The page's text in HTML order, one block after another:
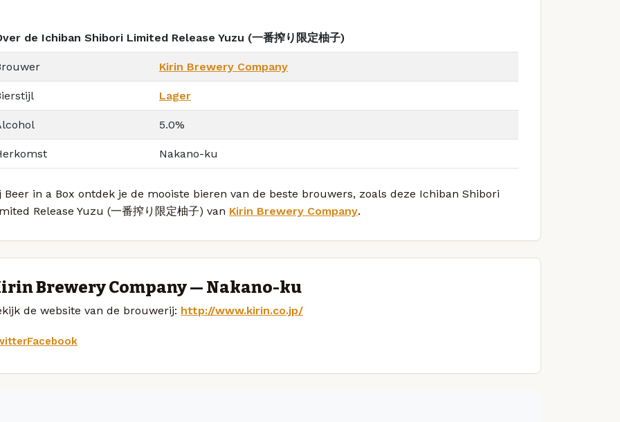
de Ichiban Shibori Limited Release Yuzu (一番搾り限定柚子)
Kirin Brewery Company
Lager
5.0%
Nakano-ku
Beer in a Box ontdek je de mooiste bieren van de beste brouwers, zoals deze Ichiban Shibori
Release Yuzu (一番搾り限定柚子) van Kirin Brewery Company.
Brewery Company — Nakano-ku
de website van de brouwerij: http://www.kirin.co.jp/
Facebook